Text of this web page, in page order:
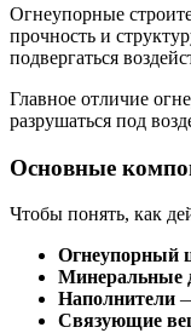
Огнеупорные
прочность и
подвергаться
Главное отличие
разрушаться под
Основные
Чтобы понять, как
Огнеупорный
Минеральные
Наполнители
Связующие